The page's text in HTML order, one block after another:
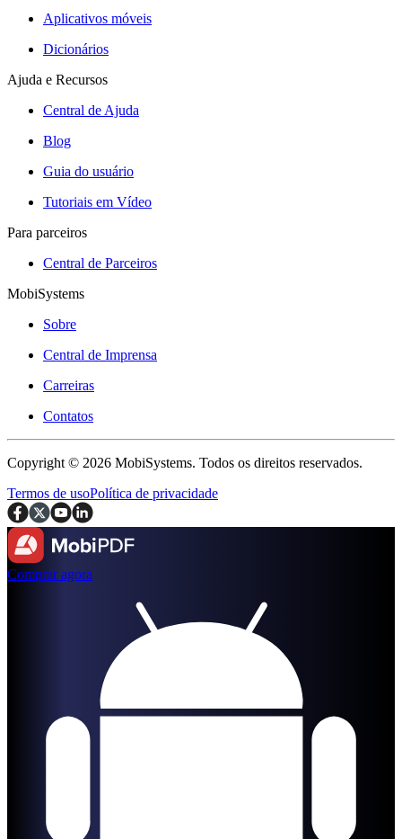
Aplicativos móveis
Dicionários
Ajuda e Recursos
Central de Ajuda
Blog
Guia do usuário
Tutoriais em Vídeo
Para parceiros
Central de Parceiros
MobiSystems
Sobre
Central de Imprensa
Carreiras
Contatos
Copyright © 2026 MobiSystems. Todos os direitos reservados.
Termos de usoPolítica de privacidade
Comprar agora